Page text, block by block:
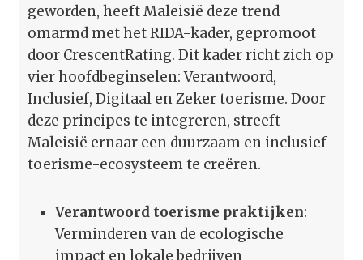
geworden, heeft Maleisië deze trend
omarmd met het RIDA-kader, gepromoot
door CrescentRating. Dit kader richt zich op
vier hoofdbeginselen: Verantwoord,
Inclusief, Digitaal en Zeker toerisme. Door
deze principes te integreren, streeft
Maleisië ernaar een duurzaam en inclusief
toerisme-ecosysteem te creëren.
Verantwoord toerisme praktijken:
Verminderen van de ecologische
impact en lokale bedrijven